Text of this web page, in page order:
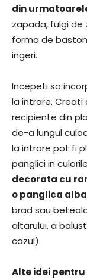
din
zapada, fulgi de
forma de
ingeri.
Incepeti sa
la intrare. Creati
recipiente din
de-a lungul
la intrare pot fi
panglici in
decorata cu
o panglica alba
brad sau
altarului, a
cazul).
Alte idei